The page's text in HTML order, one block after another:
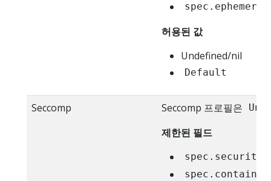
허용된 값
Undefined/nil
Default
Seccomp Seccomp 프로필은
제한된 필드